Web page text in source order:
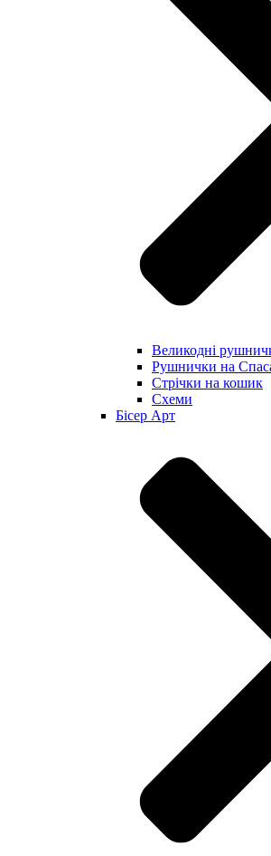
Великодні
Рушнички на
Стрічки на кошик
Схеми
Бісер Арт